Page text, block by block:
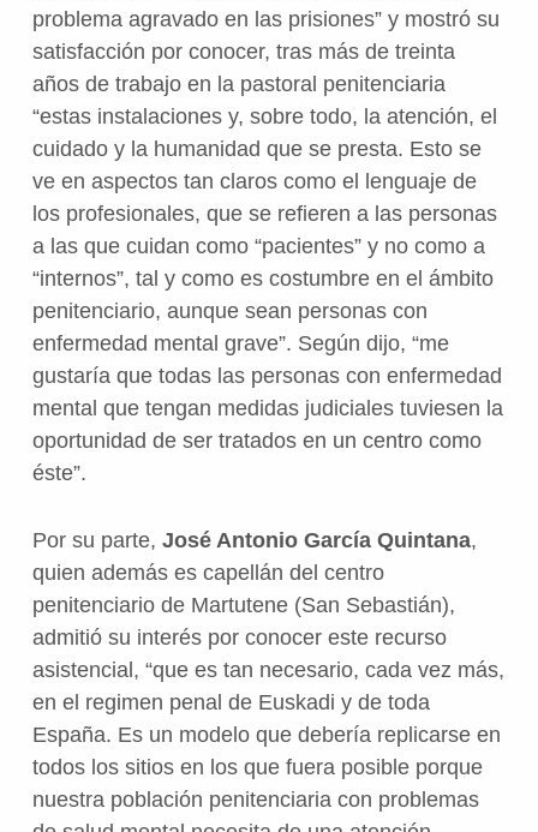
problema agravado en las prisiones” y mostró su
satisfacción por conocer, tras más de treinta
años de trabajo en la pastoral penitenciaria
“estas instalaciones y, sobre todo, la atención, el
cuidado y la humanidad que se presta. Esto se
ve en aspectos tan claros como el lenguaje de
los profesionales, que se refieren a las personas
a las que cuidan como “pacientes” y no como a
“internos”, tal y como es costumbre en el ámbito
penitenciario, aunque sean personas con
enfermedad mental grave”. Según dijo, “me
gustaría que todas las personas con enfermedad
mental que tengan medidas judiciales tuviesen la
oportunidad de ser tratados en un centro como
éste”.
Por su parte, José Antonio García Quintana,
quien además es capellán del centro
penitenciario de Martutene (San Sebastián),
admitió su interés por conocer este recurso
asistencial, “que es tan necesario, cada vez más,
en el regimen penal de Euskadi y de toda
España. Es un modelo que debería replicarse en
todos los sitios en los que fuera posible porque
nuestra población penitenciaria con problemas